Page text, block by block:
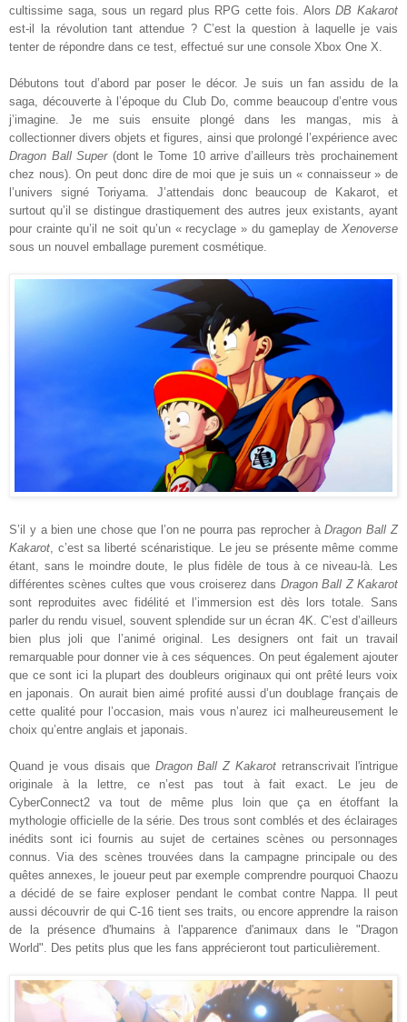
cultissime saga, sous un regard plus RPG cette fois. AlorsDB Kakarot
est-il la révolution tant attendue ? C’est la question à laquelle je vais
tenter de répondre dans ce test, effectué sur une console Xbox One X.
Débutons tout d’abord par poser le décor. Je suis un fan assidu de la
saga, découverte à l’époque du Club Do, comme beaucoup d’entre vous
j’imagine. Je me suis ensuite plongé dans les mangas, mis à
collectionner divers objets et figures, ainsi que prolongé l’expérience avec
Dragon Ball Super(dont le Tome 10 arrive d’ailleurs très prochainement
chez nous). On peut donc dire de moi que je suis un « connaisseur » de
l’univers signé Toriyama. J’attendais donc beaucoup de Kakarot, et
surtout qu’il se distingue drastiquement des autres jeux existants, ayant
pour crainte qu’il ne soit qu’un « recyclage » du gameplay de Xenoverse
sous un nouvel emballage purement cosmétique.
S’il y a bien une chose que l’on ne pourra pas reprocher àDragon Ball Z
Kakarot , c’est sa liberté scénaristique. Le jeu se présente même comme
étant, sans le moindre doute, le plus fidèle de tous à ce niveau-là. Les
différentes scènes cultes que vous croiserez dans Dragon Ball Z Kakarot
sont reproduites avec fidélité et l’immersion est dès lors totale. Sans
parler du rendu visuel, souvent splendide sur un écran 4K. C’est d’ailleurs
bien plus joli que l’animé original. Les designers ont fait un travail
remarquable pour donner vie à ces séquences. On peut également ajouter
que ce sont ici la plupart des doubleurs originaux qui ont prêté leurs voix
en japonais. On aurait bien aimé profité aussi d’un doublage français de
cette qualité pour l’occasion, mais vous n’aurez ici malheureusement le
choix qu’entre anglais et japonais.
Quand je vous disais que Dragon Ball Z Kakarot retranscrivait l'intrigue
originale à la lettre, ce n’est pas tout à fait exact. Le jeu de
CyberConnect2 va tout de même plus loin que ça en étoffant la
mythologie officielle de la série. Des trous sont comblés et des éclairages
inédits sont ici fournis au sujet de certaines scènes ou personnages
connus. Via des scènes trouvées dans la campagne principale ou des
quêtes annexes, le joueur peut par exemple comprendre pourquoi Chaozu
a décidé de se faire exploser pendant le combat contre Nappa. Il peut
aussi découvrir de qui C-16 tient ses traits, ou encore apprendre la raison
de la présence d'humains à l'apparence d'animaux dans le "Dragon
World". Des petits plus que les fans apprécieront tout particulièrement.